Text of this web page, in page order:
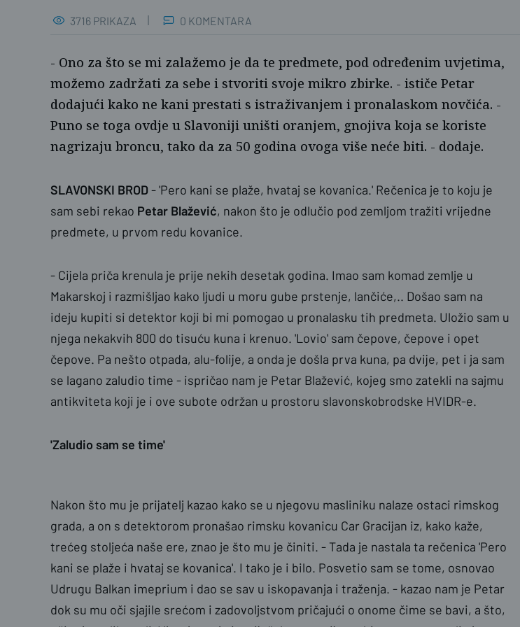
3716 PRIKAZA 0 KOMENTARA
- Ono za što se mi zalažemo je da te predmete, pod određenim uvjetima,
možemo zadržati za sebe i stvoriti svoje mikro zbirke. - ističe Petar
dodajući kako ne kani prestati s istraživanjem i pronalaskom novčića. -
Puno se toga ovdje u Slavoniji uništi oranjem, gnojiva koja se koriste
nagrizaju broncu, tako da za 50 godina ovoga više neće biti. - dodaje.
SLAVONSKI BROD- 'Pero kani se plaže, hvataj se kovanica.' Rečenica je to koju je
sam sebi rekao Petar Blažević, nakon što je odlučio pod zemljom tražiti vrijedne
predmete, u prvom redu kovanice.
- Cijela priča krenula je prije nekih desetak godina. Imao sam komad zemlje u
Makarskoj i razmišljao kako ljudi u moru gube prstenje, lančiće,.. Došao sam na
ideju kupiti si detektor koji bi mi pomogao u pronalasku tih predmeta. Uložio sam u
njega nekakvih 800 do tisuću kuna i krenuo. 'Lovio' sam čepove, čepove i opet
čepove. Pa nešto otpada, alu-folije, a onda je došla prva kuna, pa dvije, pet i ja sam
se lagano zaludio time - ispričao nam je Petar Blažević, kojeg smo zatekli na sajmu
antikviteta koji je i ove subote održan u prostoru slavonskobrodske HVIDR-e.
'Zaludio sam se time'
Nakon što mu je prijatelj kazao kako se u njegovu masliniku nalaze ostaci rimskog
grada, a on s detektorom pronašao rimsku kovanicu Car Gracijan iz, kako kaže,
trećeg stoljeća naše ere, znao je što mu je činiti. - Tada je nastala ta rečenica 'Pero
kani se plaže i hvataj se kovanica'. I tako je i bilo. Posvetio sam se tome, osnovao
Udrugu Balkan imeprium i dao se sav u iskopavanja i traženja. - kazao nam je Petar
dok su mu oči sjajile srećom i zadovoljstvom pričajući o onome čime se bavi, a što,